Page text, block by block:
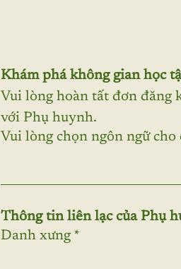
Khám phá không gian học
Vui lòng hoàn tất đơn đăng
Vui lòng chọn ngôn ngữ
Thông tin liên lạc của Phụ
Danh xưng *